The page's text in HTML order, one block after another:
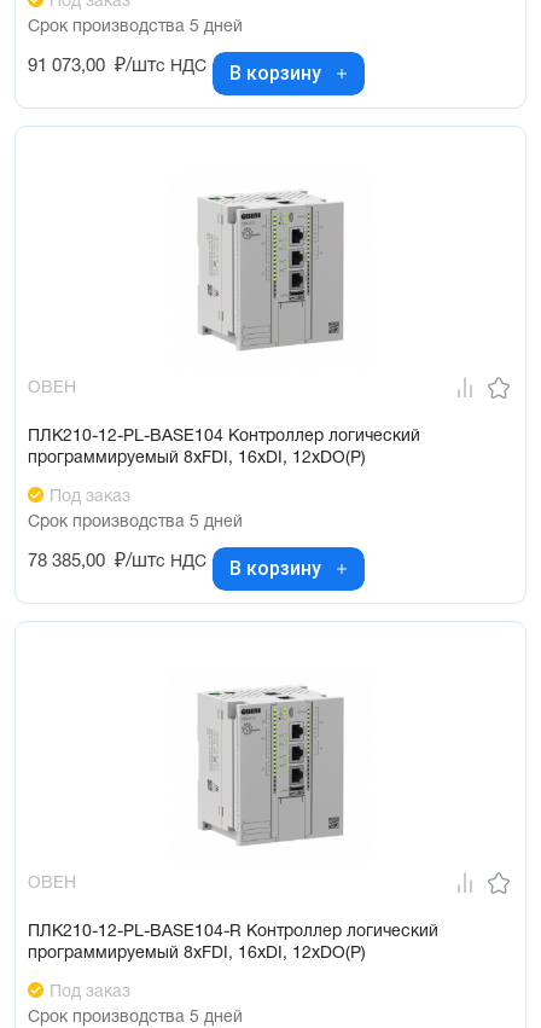
Срок производства 5 дней
91 073,00 ₽/штс НДС В корзину
ОВЕН
ПЛК210-12-PL-BASE104 Контроллер логический
программируемый 8xFDI, 16xDI, 12xDO(Р)
Под заказ
Срок производства 5 дней
78 385,00 ₽/штс НДС В корзину
ОВЕН
ПЛК210-12-PL-BASE104-R Контроллер логический
программируемый 8xFDI, 16xDI, 12xDO(Р)
Под заказ
Срок производства 5 дней